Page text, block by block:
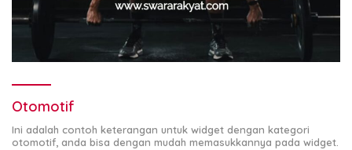
Otomotif
Ini adalah contoh keterangan untuk widget dengan kategori
otomotif, anda bisa dengan mudah memasukkannya pada widget.